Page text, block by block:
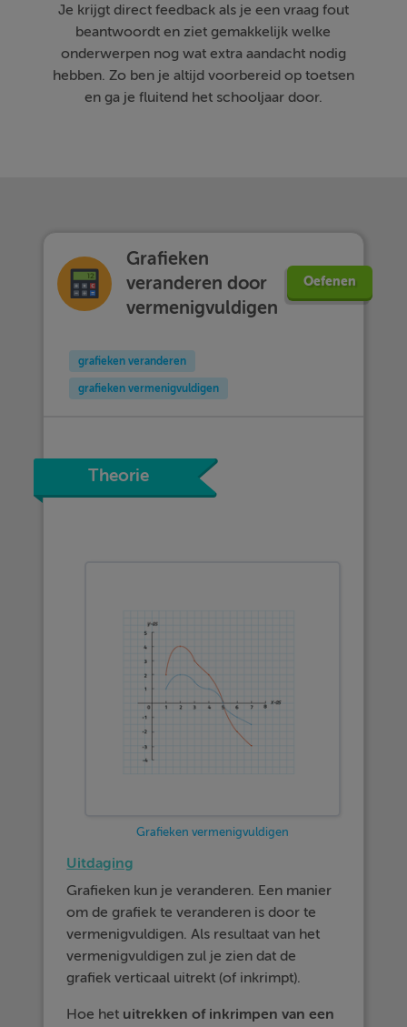
Je krijgt direct feedback als je een vraag fout
beantwoordt en ziet gemakkelijk welke
onderwerpen nog wat extra aandacht nodig
hebben. Zo ben je altijd voorbereid op toetsen
en ga je fluitend het schooljaar door.
Grafieken
veranderen door
vermenigvuldigen
Oefenen
grafieken veranderen
grafieken vermenigvuldigen
Theorie
Grafieken vermenigvuldigen
Uitdaging
Grafieken kun je veranderen. Een manier
om de grafiek te veranderen is door te
vermenigvuldigen. Als resultaat van het
vermenigvuldigen zul je zien dat de
grafiek verticaal uitrekt (of inkrimpt).
Hoe het uitrekken of inkrimpen van een